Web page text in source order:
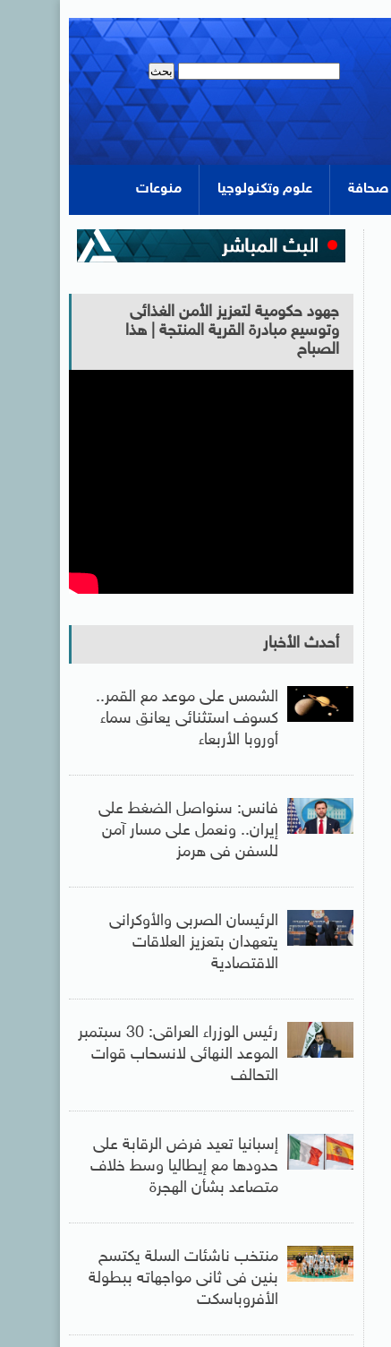
صحافة علوم وتكنولوجيا منوعات
جهود حكومية لتعزيز الأمن الغذائى
وتوسيع مبادرة القرية المنتجة | هذا
الصباح
أحدث الأخبار
الشمس على موعد مع القمر..
كسوف استثنائى يعانق سماء
أوروبا الأربعاء
فانس: سنواصل الضغط على
إيران.. ونعمل على مسار آمن
للسفن فى هرمز
الرئيسان الصربى والأوكرانى
يتعهدان بتعزيز العلاقات
الاقتصادية
رئيس الوزراء العراقى: 30 سبتمبر
الموعد النهائى لانسحاب قوات
التحالف
إسبانيا تعيد فرض الرقابة على
حدودها مع إيطاليا وسط خلاف
متصاعد بشأن الهجرة
منتخب ناشئات السلة يكتسح
بنين فى ثانى مواجهاته ببطولة
الأفروباسكت